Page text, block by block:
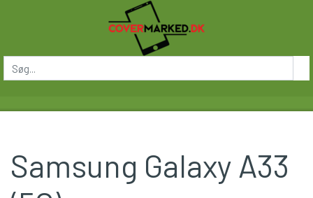
Samsung Galaxy A33